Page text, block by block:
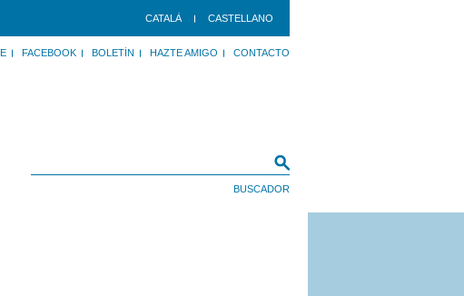
CATALÀ CASTELLANO
FACEBOOK BOLETÍN HAZTE AMIGO CONTACTO